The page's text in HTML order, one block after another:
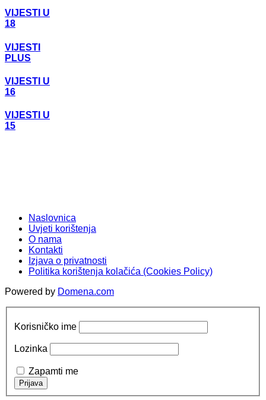
VIJESTI U
18
VIJESTI
PLUS
VIJESTI U
16
VIJESTI U
15
Naslovnica
Uvjeti korištenja
O nama
Kontakti
Izjava o privatnosti
Politika korištenja kolačića (Cookies Policy)
Powered by Domena.com
Korisničko ime
Lozinka
Zapamti me